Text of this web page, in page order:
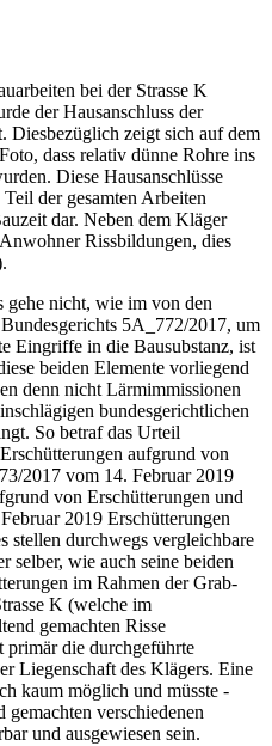
bei der Strasse K
der Hausanschluss der
Diesbezüglich zeigt sich auf dem
dass relativ dünne Rohre ins
Diese Hausanschlüsse
der gesamten Arbeiten
dar. Neben dem Kläger
Rissbildungen, dies
gehe nicht, wie im von den
5A_772/2017, um
Eingriffe in die Bausubstanz, ist
beiden Elemente vorliegend
denn nicht Lärmimmissionen
bundesgerichtlichen
So betraf das Urteil
aufgrund von
2017 vom 14. Februar 2019
von Erschütterungen und
2019 Erschütterungen
stellen durchwegs vergleichbare
selber, wie auch seine beiden
im Rahmen der Grab-
K (welche im
gemachten Risse
die durchgeführte
Liegenschaft des Klägers. Eine
kaum möglich und müsste -
gemachten verschiedenen
und ausgewiesen sein.